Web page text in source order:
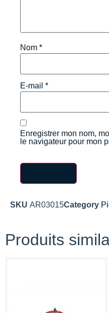
Nom *
E-mail *
Enregistrer mon nom,
le navigateur pour mon
SKU AR03015Category
Produits